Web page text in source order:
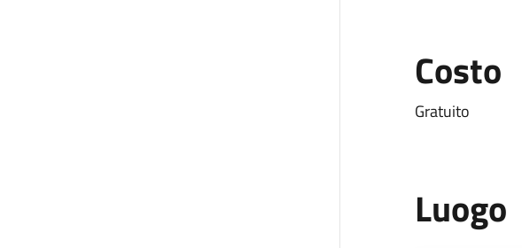
Costo
Gratuito
Luogo